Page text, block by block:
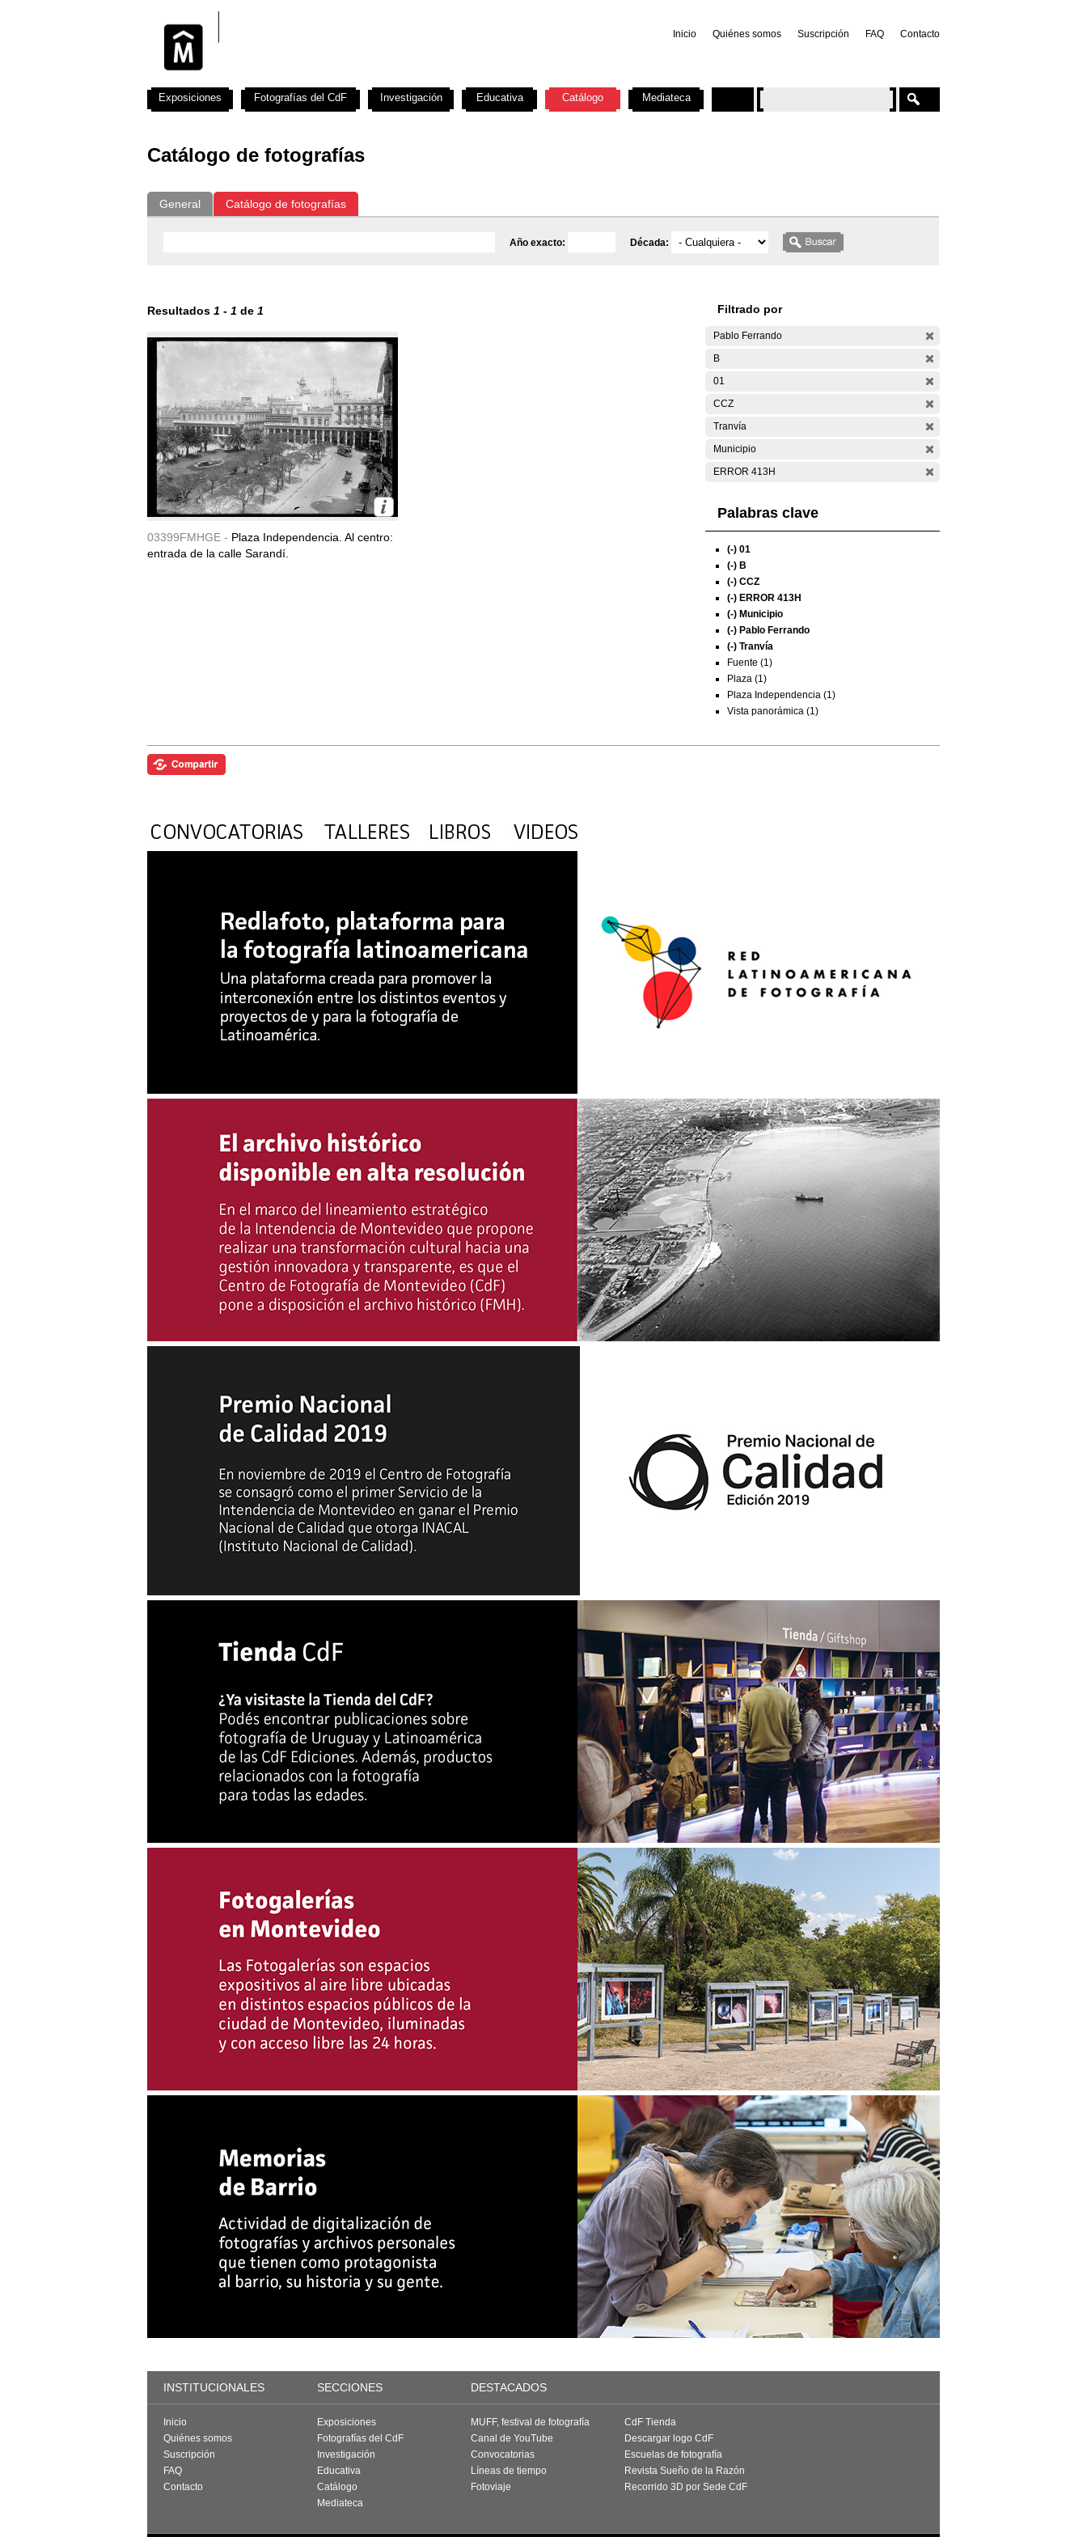
Inicio Quiénes somos Suscripción FAQ Contacto
Catálogo de fotografías
General Catálogo de fotografías
Año exacto: Década:
Resultados 1 - 1 de 1
03399FMHGE - Plaza Independencia. Al centro:
entrada de la calle Sarandí.
Filtrado por
Pablo Ferrando
B
01
CCZ
Tranvía
Municipio
ERROR 413H
Palabras clave
(-) 01
(-) B
(-) CCZ
(-) ERROR 413H
(-) Municipio
(-) Pablo Ferrando
(-) Tranvía
Fuente (1)
Plaza (1)
Plaza Independencia (1)
Vista panorámica (1)
Exposiciones Fotografías del CdF Investigación Educativa Catálogo Mediateca
INSTITUCIONALES SECCIONES DESTACADOS
Inicio
Quiénes somos
Suscripción
FAQ
Contacto
Exposiciones
Fotografías del CdF
Investigación
Educativa
Catálogo
Mediateca
MUFF, festival de fotografía
Canal de YouTube
Convocatorias
Líneas de tiempo
Fotoviaje
CdF Tienda
Descargar logo CdF
Escuelas de fotografía
Revista Sueño de la Razón
Recorrido 3D por Sede CdF